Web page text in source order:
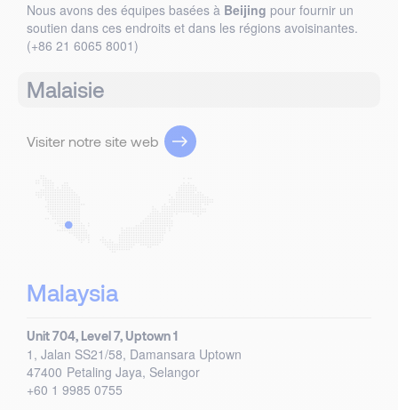
Nous avons des équipes basées à Beijing pour fournir un
soutien dans ces endroits et dans les régions avoisinantes.
(+86 21 6065 8001)
Malaisie
Visiter notre site web
Malaysia
Unit 704, Level 7, Uptown 1
1, Jalan SS21/58, Damansara Uptown
47400 Petaling Jaya, Selangor
+60 1 9985 0755